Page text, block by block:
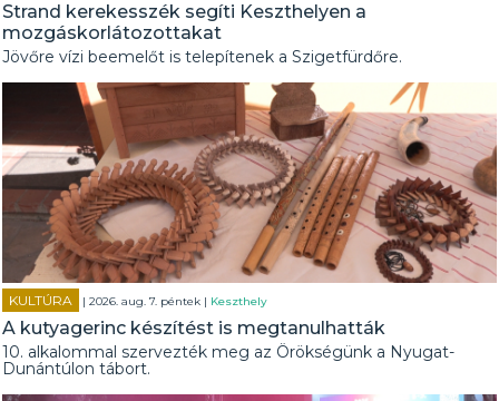
Strand kerekesszék segíti Keszthelyen a
mozgáskorlátozottakat
Jövőre vízi beemelőt is telepítenek a Szigetfürdőre.
KULTÚRA | 2026. aug. 7. péntek | Keszthely
A kutyagerinc készítést is megtanulhatták
10. alkalommal szervezték meg az Örökségünk a Nyugat-
Dunántúlon tábort.